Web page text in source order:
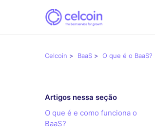
Celcoin BaaS O que é o BaaS?
Artigos nessa seção
O que é e como funciona o
BaaS?